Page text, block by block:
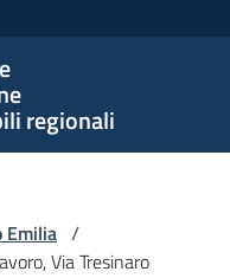
regionali
Emilia /
Via Tresinaro